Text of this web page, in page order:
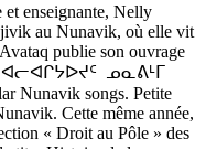
enseignante, Nelly
au Nunavik, où elle vit
publie son ouvrage
ᐊᓕᐊᒋᔭᐅᔪᑦ ᓄᓇᕕᒻᒥ
Nunavik songs. Petite
Cette même année,
« Droit au Pôle » des